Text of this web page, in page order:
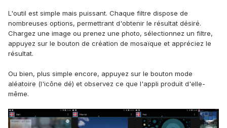
L'outil est simple mais puissant. Chaque filtre dispose de
nombreuses options, permettrant d'obtenir le résultat désiré.
Chargez une image ou prenez une photo, sélectionnez un filtre,
appuyez sur le bouton de création de mosaïque et appréciez le
résultat.
Ou bien, plus simple encore, appuyez sur le bouton mode
aléatoire (l'icône dé) et observez ce que l'appli produit d'elle-
même.